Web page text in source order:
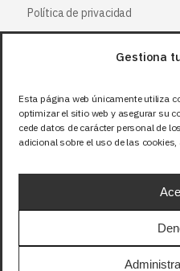
Gestiona
Esta página web únicamente utiliza
optimizar el sitio web y asegurar su
cede datos de carácter personal de
adicional sobre el uso de las
Política de privacidad
Política de cookies
Síguenos
Facebook
X (Twitter)
Instagram
Precios sin IVA (21%).